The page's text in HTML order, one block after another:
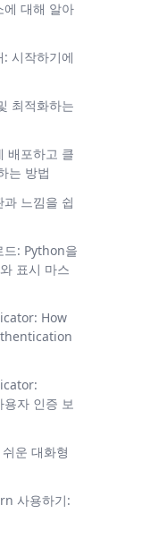
Open-
Data-
접근으로 금
Found'
Solution
The
Perplexity 점
콘텐츠를 탐
an
to the
코드 인터
안 공개
Work:
for
Plots on
Matplotlib
to Position
of Plot in
에서 플롯
기
동시에 여
has no
음
방법
Practices
적이고 유
를 위한 최
A Step-by-
the
Manage
Pro
토리얼: 전
오기
수 사용 방
드: 효율적
A
포괄적
in
in
예방법
in
Python:
Here
행과 열 추
루는 방법
서 열 삭제
을 CSV로
대해 알아
시작하기에
최적화하는
배포하고 클
는 방법
느낌을 쉽
: Python을
표시 마스
How
자 인증 보
운 대화형
사용하기: